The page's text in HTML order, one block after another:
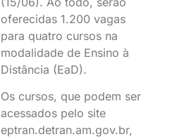
oferecidas 1.200 vagas
para quatro cursos na
modalidade de Ensino à
Distância (EaD).
Os cursos, que podem ser
acessados pelo site
eptran.detran.am.gov.br,